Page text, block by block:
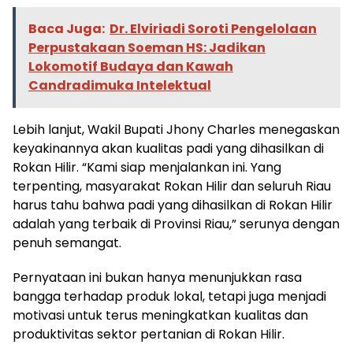
Baca Juga: Dr. Elviriadi Soroti Pengelolaan
Perpustakaan Soeman HS: Jadikan
Lokomotif Budaya dan Kawah
Candradimuka Intelektual
Lebih lanjut, Wakil Bupati Jhony Charles menegaskan
keyakinannya akan kualitas padi yang dihasilkan di
Rokan Hilir. “Kami siap menjalankan ini. Yang
terpenting, masyarakat Rokan Hilir dan seluruh Riau
harus tahu bahwa padi yang dihasilkan di Rokan Hilir
adalah yang terbaik di Provinsi Riau,” serunya dengan
penuh semangat.
Pernyataan ini bukan hanya menunjukkan rasa
bangga terhadap produk lokal, tetapi juga menjadi
motivasi untuk terus meningkatkan kualitas dan
produktivitas sektor pertanian di Rokan Hilir.